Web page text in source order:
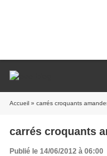
Accueil » carrés croquants
carrés croquants
Publié le 14/06/2012 à 06:00